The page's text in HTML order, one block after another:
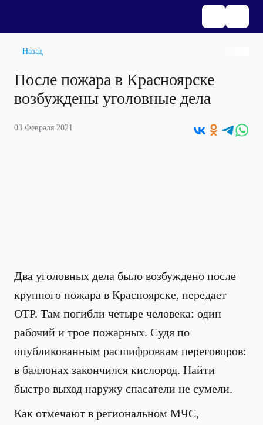
Назад
После пожара в Красноярске
возбуждены уголовные дела
03 Февраля 2021
Два уголовных дела было возбуждено после
крупного пожара в Красноярске, передает
ОТР. Там погибли четыре человека: один
рабочий и трое пожарных. Судя по
опубликованным расшифровкам переговоров:
в баллонах закончился кислород. Найти
быстро выход наружу спасатели не сумели.
Как отмечают в региональном МЧС,